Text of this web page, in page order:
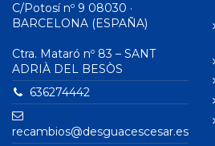
C/Potosí nº 9 08030 ·
BARCELONA (ESPAÑA)
Ctra. Mataró nº 83 – SANT
ADRIÀ DEL BESÒS
636274442
recambios@desguacescesar.es